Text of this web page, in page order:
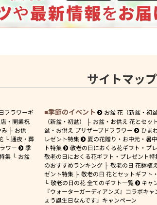
サイトマップ
フラワーギ
・開業祝
み
お供
通夜・葬
ワー
季
集
お盆
季節のイベント お盆 花（新盆・初盆
（新盆・初盆）
お盆・お供え 花とセッ
盆・お供え プリザーブドフラワー
ひま
レゼント特集
夏の花贈り・お中元・暑
ト特集
敬老の日におくる花ギフト・プ
敬老の日におくる花ギフト・プレゼント特
のおすすめランキング
敬老の日 花鉢植
ゼント特集
敬老の日 花とセットギフト
敬老の日の花 全てのギフト一覧
キャ
『ウォーターガーディアンズ』コラボキャ
ょう誕生日なんです」キャンペーン